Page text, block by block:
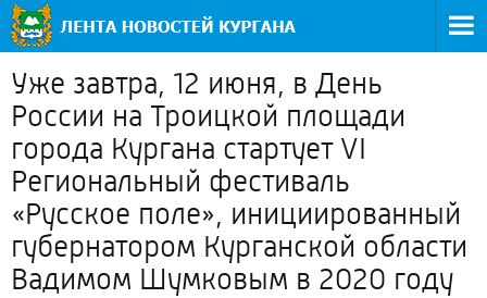
Уже завтра, 12 июня, в День
России на Троицкой площади
города Кургана стартует VI
Региональный фестиваль
«Русское поле», инициированный
губернатором Курганской области
Вадимом Шумковым в 2020 году